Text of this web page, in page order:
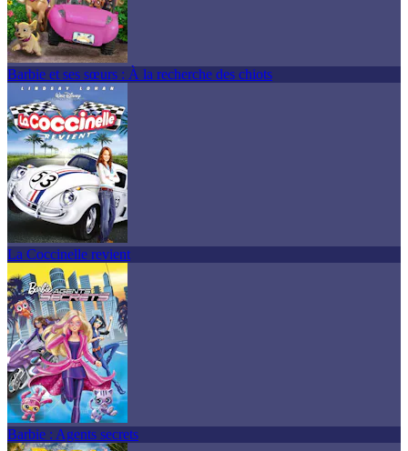
Barbie et ses sœurs : À la recherche des chiots
La Coccinelle revient
Barbie : Agents secrets